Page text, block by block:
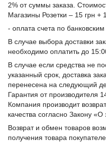
2% от суммы заказа.
Магазины Розетки – 15 грн +
- оплата счета по
В случае выбора доставки
необходимо оплатить до
В случае если средства не
указанный срок, доставка
перенесена на следующий
Гарантия от производителя
Компания производит
качества согласно Закону
Возврат и обмен товаров
получения товара